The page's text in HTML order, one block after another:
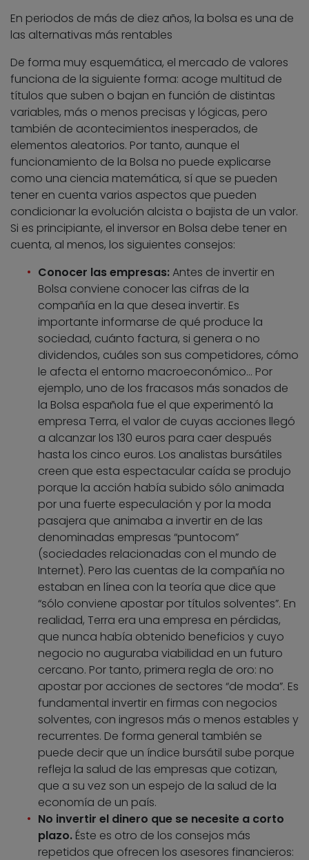
En periodos de más de diez años, la bolsa es una de
las alternativas más rentables
De forma muy esquemática, el mercado de valores
funciona de la siguiente forma: acoge multitud de
títulos que suben o bajan en función de distintas
variables, más o menos precisas y lógicas, pero
también de acontecimientos inesperados, de
elementos aleatorios. Por tanto, aunque el
funcionamiento de la Bolsa no puede explicarse
como una ciencia matemática, sí que se pueden
tener en cuenta varios aspectos que pueden
condicionar la evolución alcista o bajista de un valor.
Si es principiante, el inversor en Bolsa debe tener en
cuenta, al menos, los siguientes consejos:
Conocer las empresas:Antes de invertir en
Bolsa conviene conocer las cifras de la
compañía en la que desea invertir. Es
importante informarse de qué produce la
sociedad, cuánto factura, si genera o no
dividendos, cuáles son sus competidores, cómo
le afecta el entorno macroeconómico… Por
ejemplo, uno de los fracasos más sonados de
la Bolsa española fue el que experimentó la
empresa Terra, el valor de cuyas acciones llegó
a alcanzar los 130 euros para caer después
hasta los cinco euros. Los analistas bursátiles
creen que esta espectacular caída se produjo
porque la acción había subido sólo animada
por una fuerte especulación y por la moda
pasajera que animaba a invertir en de las
denominadas empresas “puntocom”
(sociedades relacionadas con el mundo de
Internet). Pero las cuentas de la compañía no
estaban en línea con la teoría que dice que
“sólo conviene apostar por títulos solventes”. En
realidad, Terra era una empresa en pérdidas,
que nunca había obtenido beneficios y cuyo
negocio no auguraba viabilidad en un futuro
cercano. Por tanto, primera regla de oro: no
apostar por acciones de sectores “de moda”. Es
fundamental invertir en firmas con negocios
solventes, con ingresos más o menos estables y
recurrentes. De forma general también se
puede decir que un índice bursátil sube porque
refleja la salud de las empresas que cotizan,
que a su vez son un espejo de la salud de la
economía de un país.
No invertir el dinero que se necesite a corto
plazo. Éste es otro de los consejos más
repetidos que ofrecen los asesores financieros: